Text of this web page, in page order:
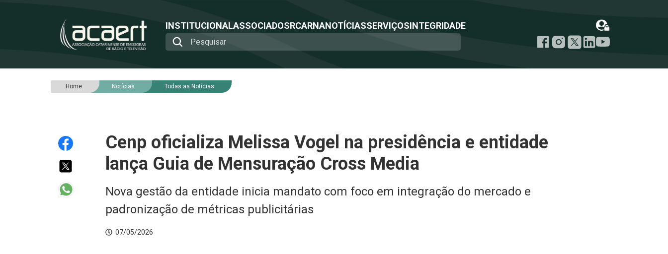
INSTITUCIONALASSOCIADOSRCARNANOTÍCIASSERVIÇOSINTEGRIDADE
Home Notícias Todas as Notícias
Cenp oficializa Melissa Vogel na presidência e entidade
lança Guia de Mensuração Cross Media
Nova gestão da entidade inicia mandato com foco em integração do mercado e
padronização de métricas publicitárias
07/05/2026